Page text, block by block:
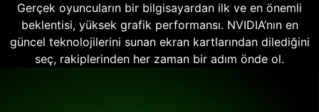
Gerçek oyuncuların bir bilgisayardan ilk ve en önemli
beklentisi, yüksek grafik performansı. NVIDIA’nın en
güncel teknolojilerini sunan ekran kartlarından dilediğini
seç, rakiplerinden her zaman bir adım önde ol.